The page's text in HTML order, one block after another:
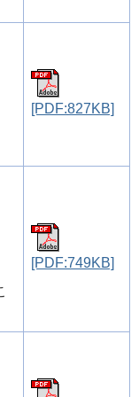
[PDF:827KB]
[PDF:749KB]